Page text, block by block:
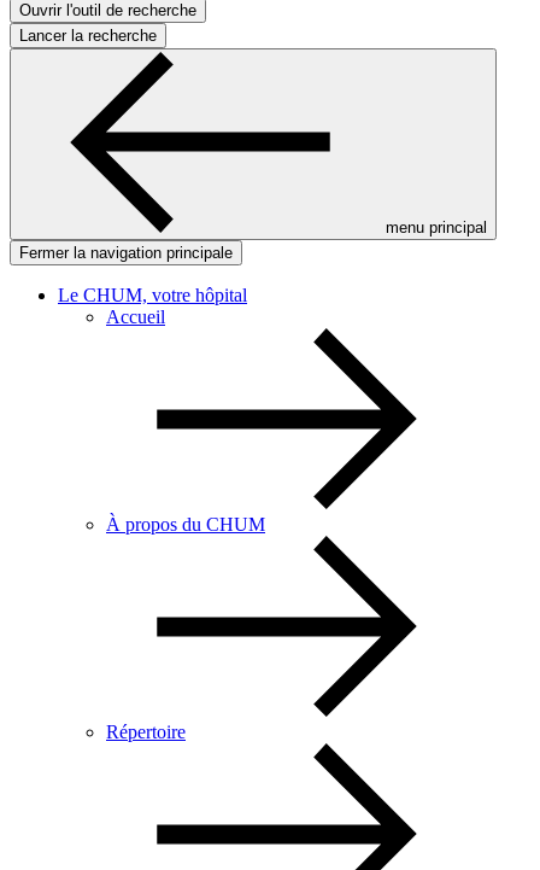
Ouvrir l'outil de recherche
Lancer la recherche
menu principal
Fermer la navigation principale
Le CHUM, votre hôpital
Accueil
À propos du CHUM
Répertoire